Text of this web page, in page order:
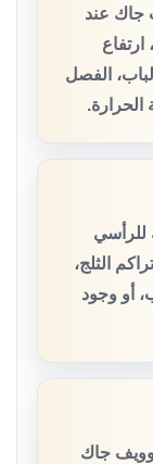
جاك عند
الفصل
الحرارة.
للرأسي
الثلج،
أو وجود
جاك